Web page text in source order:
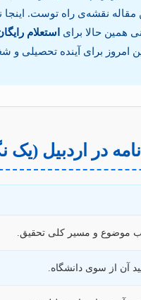
نقشه‌ی راه توست. اینجا نه
همین حالا برای استعلام
برای آینده تحصیلی و
در اردبیل (یک
موضوع و مسیر کلی تحقیق.
آن از سوی دانشگاه.